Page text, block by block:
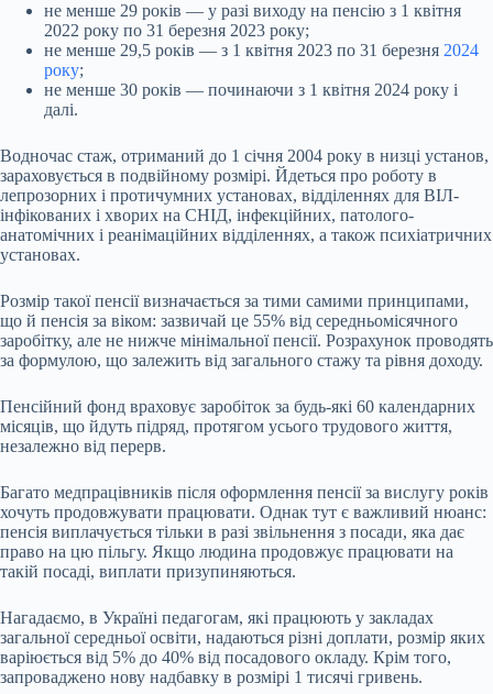
не менше 29 років — у разі виходу на пенсію з 1 квітня
2022 року по 31 березня 2023 року;
не менше 29,5 років — з 1 квітня 2023 по 31 березня 2024
року;
не менше 30 років — починаючи з 1 квітня 2024 року і
далі.
Водночас стаж, отриманий до 1 січня 2004 року в низці установ,
зараховується в подвійному розмірі. Йдеться про роботу в
лепрозорних і протичумних установах, відділеннях для ВІЛ-
інфікованих і хворих на СНІД, інфекційних, патолого-
анатомічних і реанімаційних відділеннях, а також психіатричних
установах.
Розмір такої пенсії визначається за тими самими принципами,
що й пенсія за віком: зазвичай це 55% від середньомісячного
заробітку, але не нижче мінімальної пенсії. Розрахунок проводять
за формулою, що залежить від загального стажу та рівня доходу.
Пенсійний фонд враховує заробіток за будь-які 60 календарних
місяців, що йдуть підряд, протягом усього трудового життя,
незалежно від перерв.
Багато медпрацівників після оформлення пенсії за вислугу років
хочуть продовжувати працювати. Однак тут є важливий нюанс:
пенсія виплачується тільки в разі звільнення з посади, яка дає
право на цю пільгу. Якщо людина продовжує працювати на
такій посаді, виплати призупиняються.
Нагадаємо, в Україні педагогам, які працюють у закладах
загальної середньої освіти, надаються різні доплати, розмір яких
варіюється від 5% до 40% від посадового окладу. Крім того,
запроваджено нову надбавку в розмірі 1 тисячі гривень.